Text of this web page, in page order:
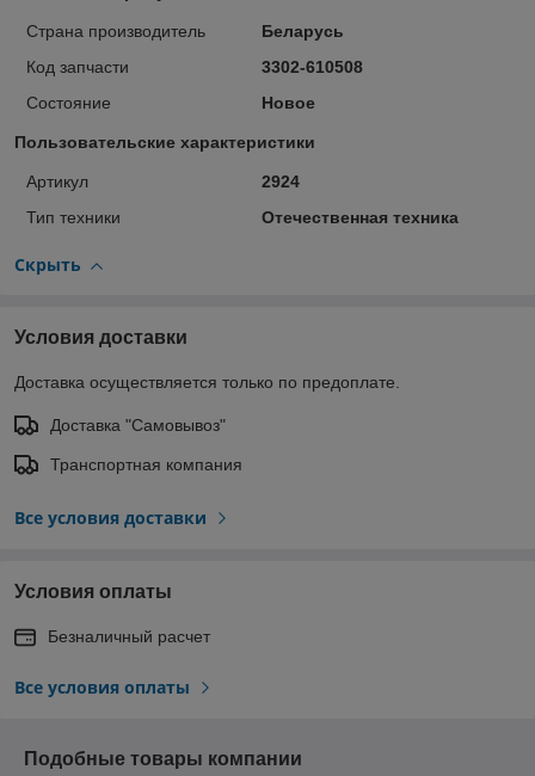
Страна производитель
Беларусь
Код запчасти
3302-610508
Состояние
Новое
Пользовательские характеристики
Артикул
2924
Тип техники
Отечественная техника
Скрыть
Условия доставки
Доставка осуществляется только по предоплате.
Доставка "Самовывоз"
Транспортная компания
Все условия доставки
Условия оплаты
Безналичный расчет
Все условия оплаты
Подобные товары компании